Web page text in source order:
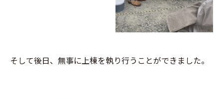
そして後日、無事に上棟を執り行うことができました。